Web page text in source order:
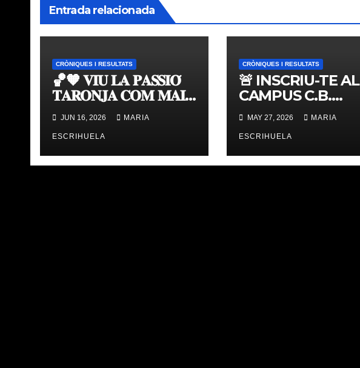
Entrada relacionada
CRÒNIQUES I RESULTATS
🏀🧡 𝐕𝐈𝐔 𝐋𝐀 𝐏𝐀𝐒𝐒𝐈𝐎́
𝐓𝐀𝐑𝐎𝐍𝐉𝐀 𝐂𝐎𝐌 𝐌𝐀𝐈
𝐀𝐁𝐀𝐍𝐒 | 𝐌𝐔𝐒𝐄𝐔 &
𝐓𝐎𝐔𝐑 𝐕𝐀𝐋𝐄𝐍𝐂𝐈𝐀
𝐁𝐀𝐒𝐊𝐄𝐓
JUN 16, 2026 MARIA
ESCRIHUELA
CRÒNIQUES I RESULTATS
🚨 INSCRIU-TE AL
CAMPUS C.B.
TAVERNES,
ÚLTIMES PLACES
MAY 27, 2026 MARIA
ESCRIHUELA